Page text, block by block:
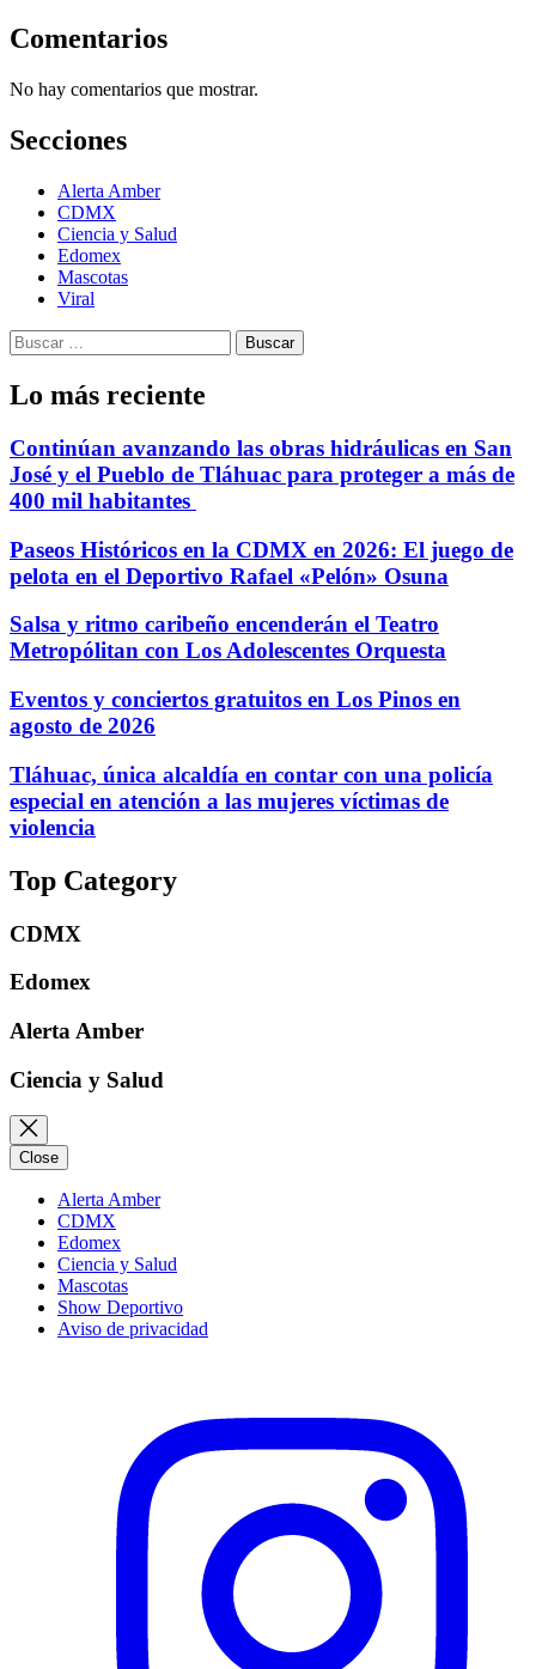
Comentarios
No hay comentarios que mostrar.
Secciones
Alerta Amber
CDMX
Ciencia y Salud
Edomex
Mascotas
Viral
Buscar:
Lo más reciente
Continúan avanzando las obras hidráulicas en San
José y el Pueblo de Tláhuac para proteger a más de
400 mil habitantes
Paseos Históricos en la CDMX en 2026: El juego de
pelota en el Deportivo Rafael «Pelón» Osuna
Salsa y ritmo caribeño encenderán el Teatro
Metropólitan con Los Adolescentes Orquesta
Eventos y conciertos gratuitos en Los Pinos en
agosto de 2026
Tláhuac, única alcaldía en contar con una policía
especial en atención a las mujeres víctimas de
violencia
Top Category
CDMX
Edomex
Alerta Amber
Ciencia y Salud
Close
Alerta Amber
CDMX
Edomex
Ciencia y Salud
Mascotas
Show Deportivo
Aviso de privacidad